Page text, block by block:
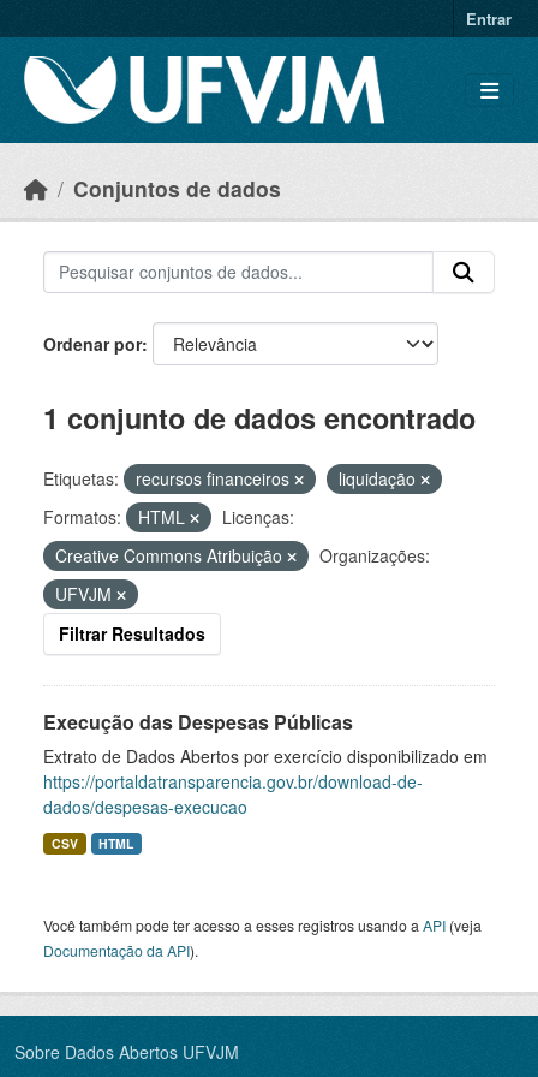
Entrar
Conjuntos de dados
Ordenar por
1 conjunto de dados encontrado
Etiquetas: recursos financeiros
liquidação
Formatos:
HTML
Licenças:
Creative Commons Atribuição
Organizações:
UFVJM
Filtrar Resultados
Execução das Despesas Públicas
Extrato de Dados Abertos por exercício disponibilizado em
https://portaldatransparencia.gov.br/download-de-
dados/despesas-execucao
CSV HTML
Você também pode ter acesso a esses registros usando a API (veja
Documentação da API).
Sobre Dados Abertos UFVJM